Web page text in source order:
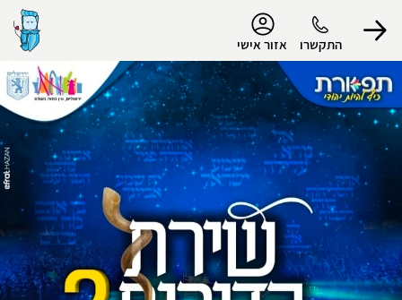
התקשרו אזור אישי
הפרופיל שלי
התנתק